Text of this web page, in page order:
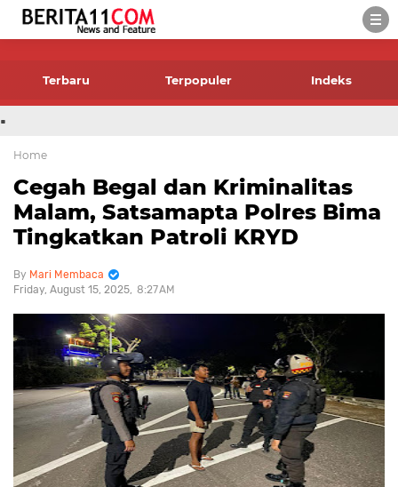
Terbaru Terpopuler Indeks
.
Home
Cegah Begal dan Kriminalitas
Malam, Satsamapta Polres Bima
Tingkatkan Patroli KRYD
Mari Membaca
Friday, August 15, 2025 8:27 AM